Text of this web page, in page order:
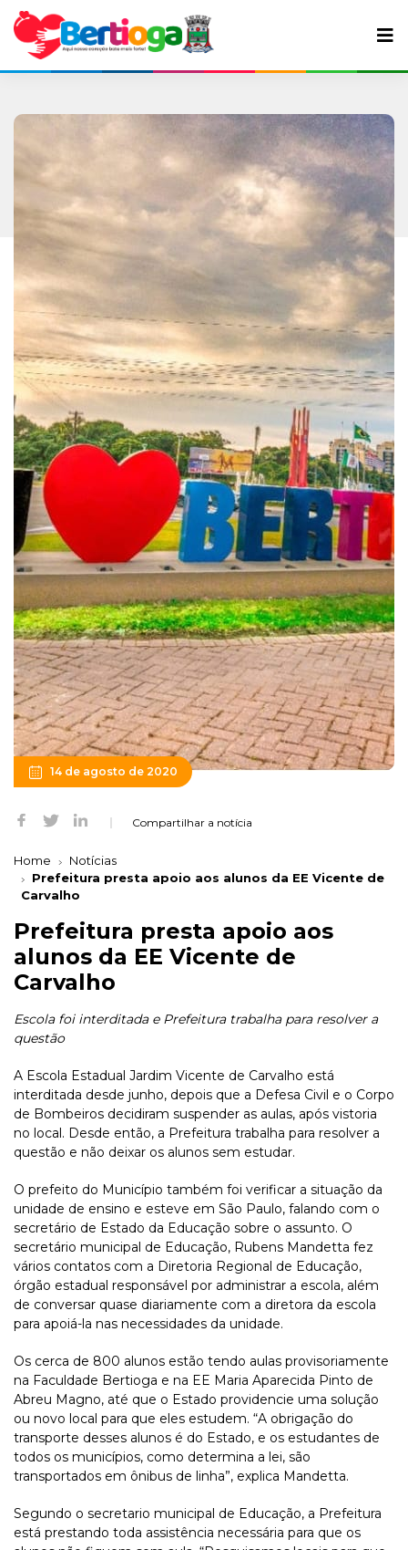
14 de agosto de 2020
Compartilhar a notícia
Home
Notícias
Prefeitura presta apoio aos alunos da EE Vicente de
Carvalho
Prefeitura presta apoio aos
alunos da EE Vicente de
Carvalho
Escola foi interditada e Prefeitura trabalha para resolver a
questão
A Escola Estadual Jardim Vicente de Carvalho está
interditada desde junho, depois que a Defesa Civil e o Corpo
de Bombeiros decidiram suspender as aulas, após vistoria
no local. Desde então, a Prefeitura trabalha para resolver a
questão e não deixar os alunos sem estudar.
O prefeito do Município também foi verificar a situação da
unidade de ensino e esteve em São Paulo, falando com o
secretário de Estado da Educação sobre o assunto. O
secretário municipal de Educação, Rubens Mandetta fez
vários contatos com a Diretoria Regional de Educação,
órgão estadual responsável por administrar a escola, além
de conversar quase diariamente com a diretora da escola
para apoiá-la nas necessidades da unidade.
Os cerca de 800 alunos estão tendo aulas provisoriamente
na Faculdade Bertioga e na EE Maria Aparecida Pinto de
Abreu Magno, até que o Estado providencie uma solução
ou novo local para que eles estudem. “A obrigação do
transporte desses alunos é do Estado, e os estudantes de
todos os municípios, como determina a lei, são
transportados em ônibus de linha”, explica Mandetta.
Segundo o secretario municipal de Educação, a Prefeitura
está prestando toda assistência necessária para que os